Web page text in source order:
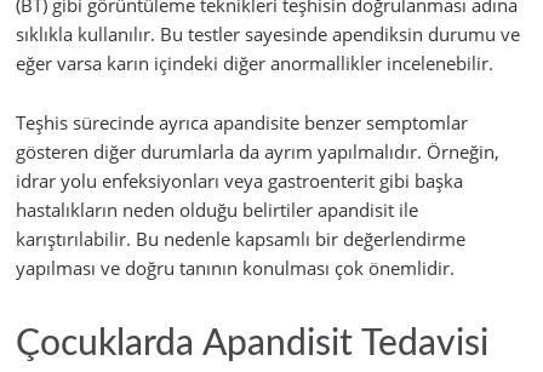
(BT) gibi görüntüleme teknikleri teşhisin doğrulanması adına
sıklıkla kullanılır. Bu testler sayesinde apendiksin durumu ve
eğer varsa karın içindeki diğer anormallikler incelenebilir.
Teşhis sürecinde ayrıca apandisite benzer semptomlar
gösteren diğer durumlarla da ayrım yapılmalıdır. Örneğin,
idrar yolu enfeksiyonları veya gastroenterit gibi başka
hastalıkların neden olduğu belirtiler apandisit ile
karıştırılabilir. Bu nedenle kapsamlı bir değerlendirme
yapılması ve doğru tanının konulması çok önemlidir.
Çocuklarda Apandisit Tedavisi